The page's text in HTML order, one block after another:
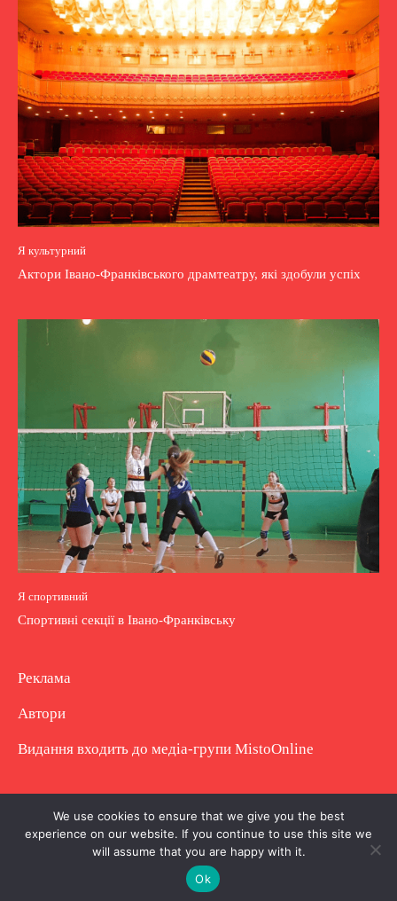
Я культурний
Актори Івано-Франківського драмтеатру, які здобули успіх
Я спортивний
Спортивні секції в Івано-Франківську
Реклама
Автори
Видання входить до медіа-групи MistoOnline
Copyright © Повне використання матеріалу
заборонено. Частково можна з гіперпосиланням.
We use cookies to ensure that we give you the best
experience on our website. If you continue to use this site we
will assume that you are happy with it.
Ok